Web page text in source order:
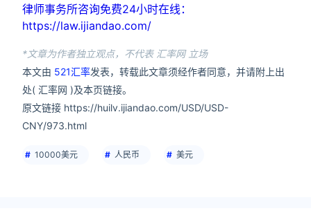
律师事务所咨询免费24小时在线：
https://law.ijiandao.com/
*文章为作者独立观点，不代表 汇率网 立场
本文由 521汇率发表，转载此文章须经作者同意，并请附上出
处( 汇率网 )及本页链接。
原文链接 https://huilv.ijiandao.com/USD/USD-
CNY/973.html
10000美元 人民币 美元